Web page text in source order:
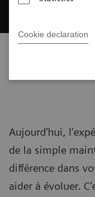
Cookie declaration
Aujourd’hui,
de la simple
différence dans
aider à évoluer.